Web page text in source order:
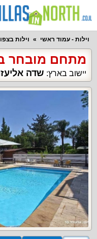
וילות - עמוד ראשי וילות
מתחם מובחר
יישוב בארץ: שדה